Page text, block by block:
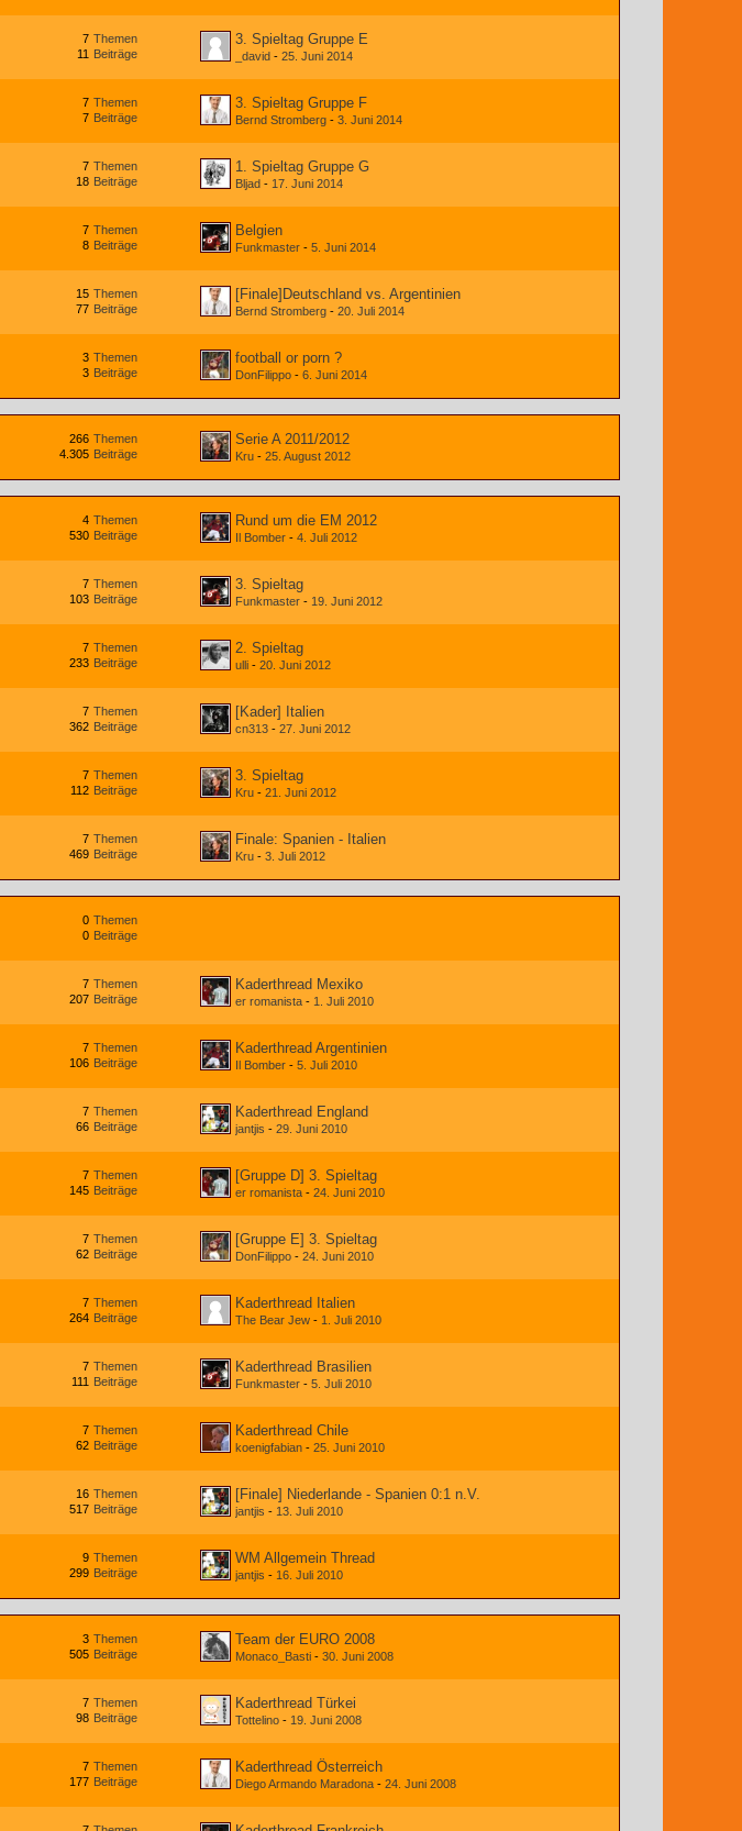
Themen
7
Beiträge
11
3. Spieltag Gruppe E
_david- 25. Juni 2014
Themen
7
Beiträge
7
3. Spieltag Gruppe F
Bernd Stromberg- 3. Juni 2014
Themen
7
Beiträge
18
1. Spieltag Gruppe G
Bljad- 17. Juni 2014
Themen
7
Beiträge
8
Belgien
Funkmaster- 5. Juni 2014
Themen
15
Beiträge
77
[Finale]Deutschland vs. Argentinien
Bernd Stromberg- 20. Juli 2014
Themen
3
Beiträge
3
football or porn ?
DonFilippo- 6. Juni 2014
Themen
266
Beiträge
4.305
Serie A 2011/2012
Kru- 25. August 2012
Themen
4
Beiträge
530
Rund um die EM 2012
Il Bomber- 4. Juli 2012
Themen
7
Beiträge
103
3. Spieltag
Funkmaster- 19. Juni 2012
Themen
7
Beiträge
233
2. Spieltag
ulli- 20. Juni 2012
Themen
7
Beiträge
362
[Kader] Italien
cn313- 27. Juni 2012
Themen
7
Beiträge
112
3. Spieltag
Kru- 21. Juni 2012
Themen
7
Beiträge
469
Finale: Spanien - Italien
Kru- 3. Juli 2012
Themen
0
Beiträge
0
Themen
7
Beiträge
207
Kaderthread Mexiko
er romanista- 1. Juli 2010
Themen
7
Beiträge
106
Kaderthread Argentinien
Il Bomber- 5. Juli 2010
Themen
7
Beiträge
66
Kaderthread England
jantjis - 29. Juni 2010
Themen
7
Beiträge
145
[Gruppe D] 3. Spieltag
er romanista- 24. Juni 2010
Themen
7
Beiträge
62
[Gruppe E] 3. Spieltag
DonFilippo- 24. Juni 2010
Themen
7
Beiträge
264
Kaderthread Italien
The Bear Jew- 1. Juli 2010
Themen
7
Beiträge
111
Kaderthread Brasilien
Funkmaster- 5. Juli 2010
Themen
7
Beiträge
62
Kaderthread Chile
koenigfabian- 25. Juni 2010
Themen
16
Beiträge
517
[Finale] Niederlande - Spanien 0:1 n.V.
jantjis - 13. Juli 2010
Themen
9
Beiträge
299
WM Allgemein Thread
jantjis - 16. Juli 2010
Themen
3
Beiträge
505
Team der EURO 2008
Monaco_Basti- 30. Juni 2008
Themen
7
Beiträge
98
Kaderthread Türkei
Tottelino- 19. Juni 2008
Themen
7
Beiträge
177
Kaderthread Österreich
Diego Armando Maradona- 24. Juni 2008